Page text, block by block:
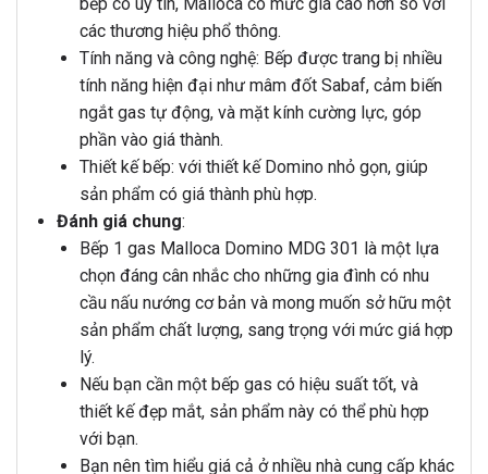
các thương hiệu phổ thông.
Tính năng và công nghệ: Bếp được trang bị nhiều
tính năng hiện đại như mâm đốt Sabaf, cảm biến
ngắt gas tự động, và mặt kính cường lực, góp
phần vào giá thành.
Thiết kế bếp: với thiết kế Domino nhỏ gọn, giúp
sản phẩm có giá thành phù hợp.
Đánh giá chung:
Bếp 1 gas Malloca Domino MDG 301 là một lựa
chọn đáng cân nhắc cho những gia đình có nhu
cầu nấu nướng cơ bản và mong muốn sở hữu một
sản phẩm chất lượng, sang trọng với mức giá hợp
lý.
Nếu bạn cần một bếp gas có hiệu suất tốt, và
thiết kế đẹp mắt, sản phẩm này có thể phù hợp
với bạn.
Bạn nên tìm hiểu giá cả ở nhiều nhà cung cấp khác